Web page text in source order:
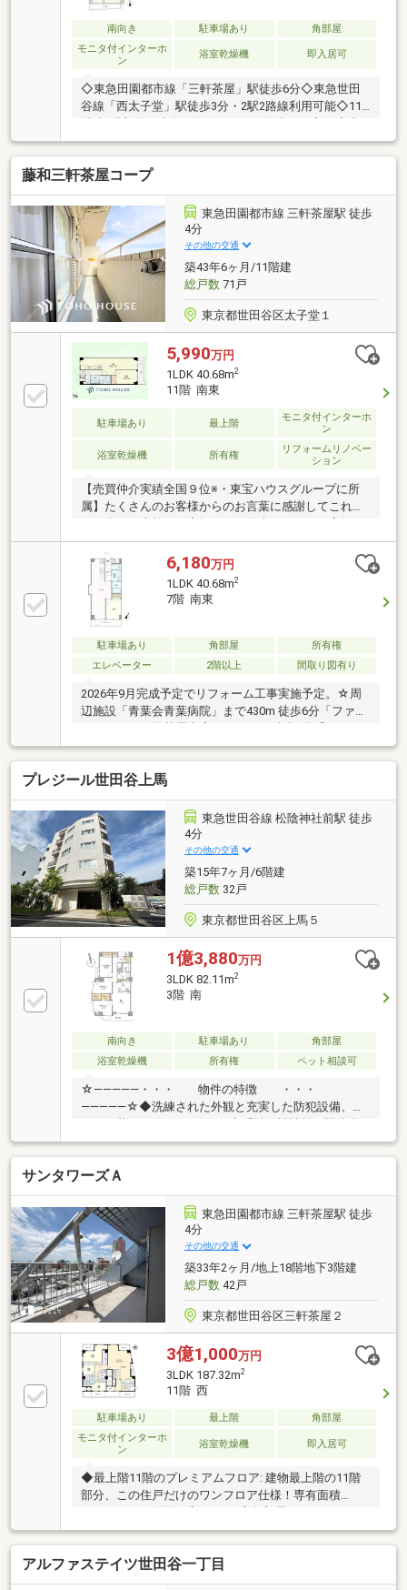
南向き 駐車場あり
角部屋
モニタ付インターホ
ン
浴室乾燥機 即入居可
◇東急田園都市線「三軒茶屋」駅徒歩6分◇東急世田
谷線「西太子堂」駅徒歩3分・2駅2路線利用可能◇11
有面積62.72㎡・使い勝手の良い3LDK◇南北2面バルコ
ニーで開放感のある住空間◇2024年室内フルリフォー
ム実施済み◇オートロック・宅配ボックス完備◇専用
使用権付きトランクルームあり◇現在空室につき、ゆ
っくりご内覧いただけます
藤和三軒茶屋コープ
東急田園都市線 三軒茶屋駅 徒歩
4分
その他の交通
築43年6ヶ月/11階建
総戸数71戸
東京都世田谷区太子堂１
5,990万円
1LDK 40.68m2
11階 南東
駐車場あり 最上階
モニタ付インターホ
ン
浴室乾燥機 所有権
リフォームリノベー
ション
【売買仲介実績全国９位※・東宝ハウスグループに所
属】たくさんのお客様からのお言葉に感謝してこれか
を始めてみようと思われたらまずは、お気軽に東宝ハ
ウス溝の口に相談してみませんか？何も決まっていな
くて大丈夫！まずはお客様の夢をお聞かせください！
「行って良かったね」と思っていただけるように、ス
タッフ一同いつでもお客様のお問合せをお待ちしてお
ります☆（※2025年11月住宅新報より抜粋）
6,180万円
1LDK 40.68m2
7階 南東
駐車場あり 角部屋
所有権
エレベーター
2階以上 間取り図有り
2026年9月完成予定でリフォーム工事実施予定。☆周
辺施設「青葉会青葉病院」まで430m 徒歩6分「ファミ
ス世田谷太子堂店」まで170m 徒歩3分
プレジール世田谷上馬
東急世田谷線 松陰神社前駅 徒歩
4分
その他の交通
築15年7ヶ月/6階建
総戸数32戸
東京都世田谷区上馬５
1億3,880万円
3LDK 82.11m2
3階 南
南向き 駐車場あり
角部屋
浴室乾燥機
所有権 ペット相談可
☆―――――・・・ 物件の特徴 ・・・
―――――☆◆洗練された外観と充実した防犯設備、ペ
分、3駅2路線利用可能な好アクセス♪◆世田谷通りか
ら一歩入った、利便性と静けさを兼ね備えた住環境
♪◆2025年に大規模改修工事実施済み、内廊下採用！
共用設備も計画的に整備！♪是非、現地をご覧くださ
い！☆―――――・・・ ―☆― ・・・―――――☆
サンタワーズＡ
東急田園都市線 三軒茶屋駅 徒歩
4分
その他の交通
築33年2ヶ月/地上18階地下3階建
総戸数42戸
東京都世田谷区三軒茶屋２
3億1,000万円
3LDK 187.32m2
11階 西
駐車場あり 最上階
角部屋
モニタ付インターホ
ン
浴室乾燥機 即入居可
◆最上階11階のプレミアムフロア: 建物最上階の11階
部分、この住戸だけのワンフロア仕様！専有面積
箇所が生み出す最高の開放感と眺望が広がります。◆
ゆとりあふれるLDK32帖: ホームパーティーや家族団ら
んの時間を優雅に彩る、圧倒的な広さのリビングダイ
ニング。◆嬉しい駐車場専用使用権（2台分付）: 三軒
アルファステイツ世田谷一丁目